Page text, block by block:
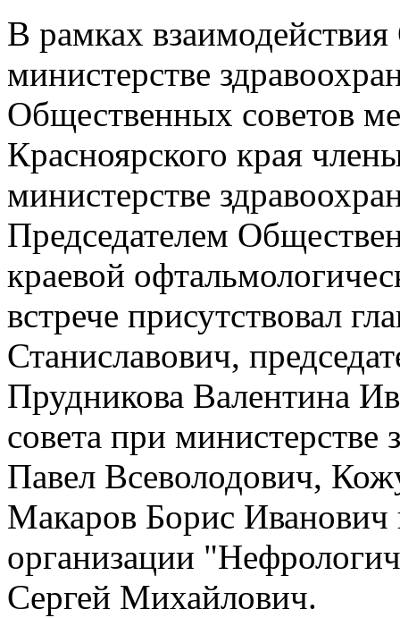
В рамках
министерстве
Общественных советов
Красноярского края
министерстве
Председателем
краевой
встрече присутствовал
Станиславович,
Прудникова Валентина
совета при
Павел Всеволодович,
Макаров Борис Иванович
организации
Сергей Михайлович.